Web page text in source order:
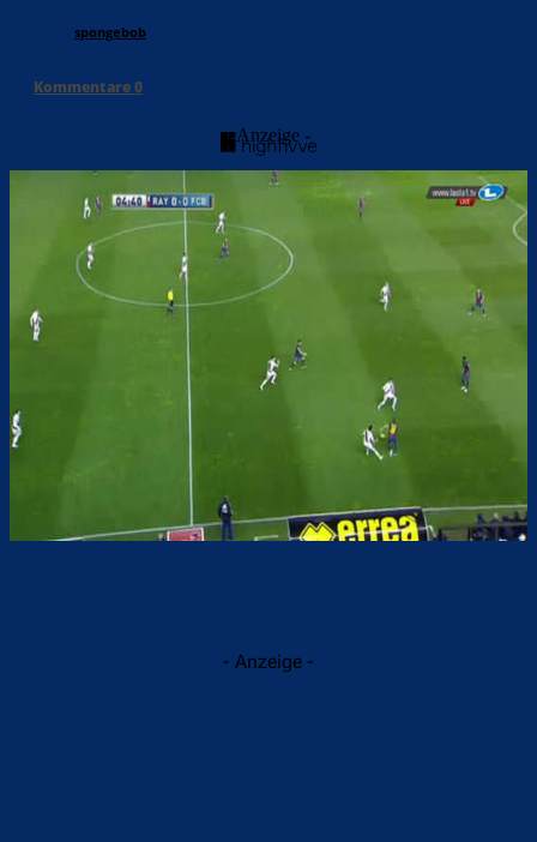
spongebob
Kommentare0
- Anzeige -
- Anzeige -